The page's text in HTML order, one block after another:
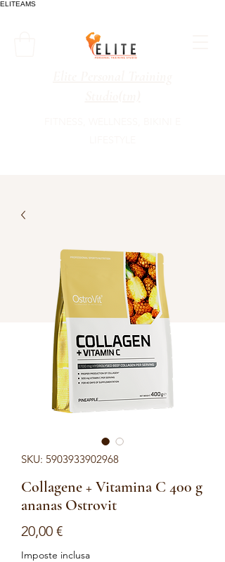
ELITEAMS
SKU: 5903933902968
Collagene + Vitamina C 400 g
ananas Ostrovit
20,00 €Prezzo
Imposte inclusa